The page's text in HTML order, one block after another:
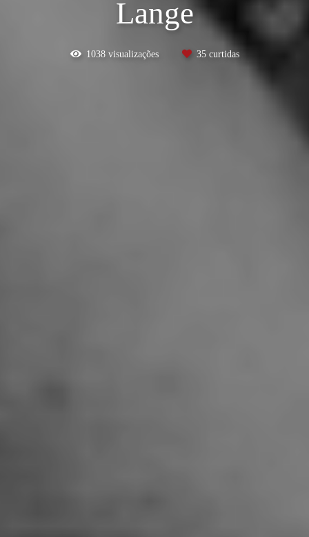
Lange
1038visualizações 35curtidas